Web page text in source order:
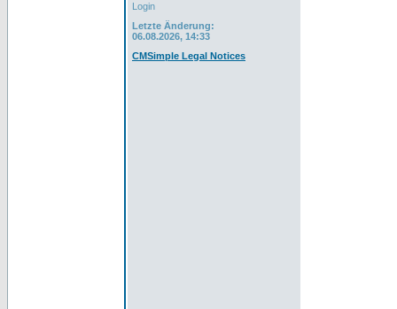
Login
Letzte Änderung:
06.08.2026, 14:33
CMSimple Legal Notices